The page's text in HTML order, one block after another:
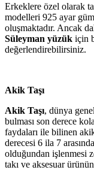
Erkeklere özel olarak
modelleri 925 ayar
oluşmaktadır. Ancak
Süleyman yüzük için
değerlendirebilirsiniz.
Akik Taşı
Akik Taşı, dünya
bulması son derece
faydaları ile bilinen
derecesi 6 ila 7
olduğundan işlenmesi
takı ve aksesuar